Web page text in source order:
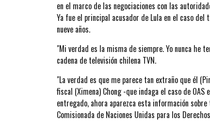
en el marco de las negociaciones con las
Ya fue el principal acusador de Lula en el caso
nueve años.
"Mi verdad es la misma de siempre. Yo nunca he
cadena de televisión chilena TVN.
"La verdad es que me parece tan extraño que él
fiscal (Ximena) Chong -que indaga el caso de
entregado, ahora aparezca esta información
Comisionada de Naciones Unidas para los